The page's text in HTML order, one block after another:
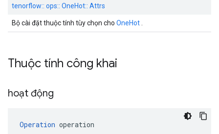
tenorflow:: ops:: OneHot:: Attrs
Bộ cài đặt thuộc tính tùy chọn cho OneHot
Thuộc tính công khai
hoạt động
Operation operation